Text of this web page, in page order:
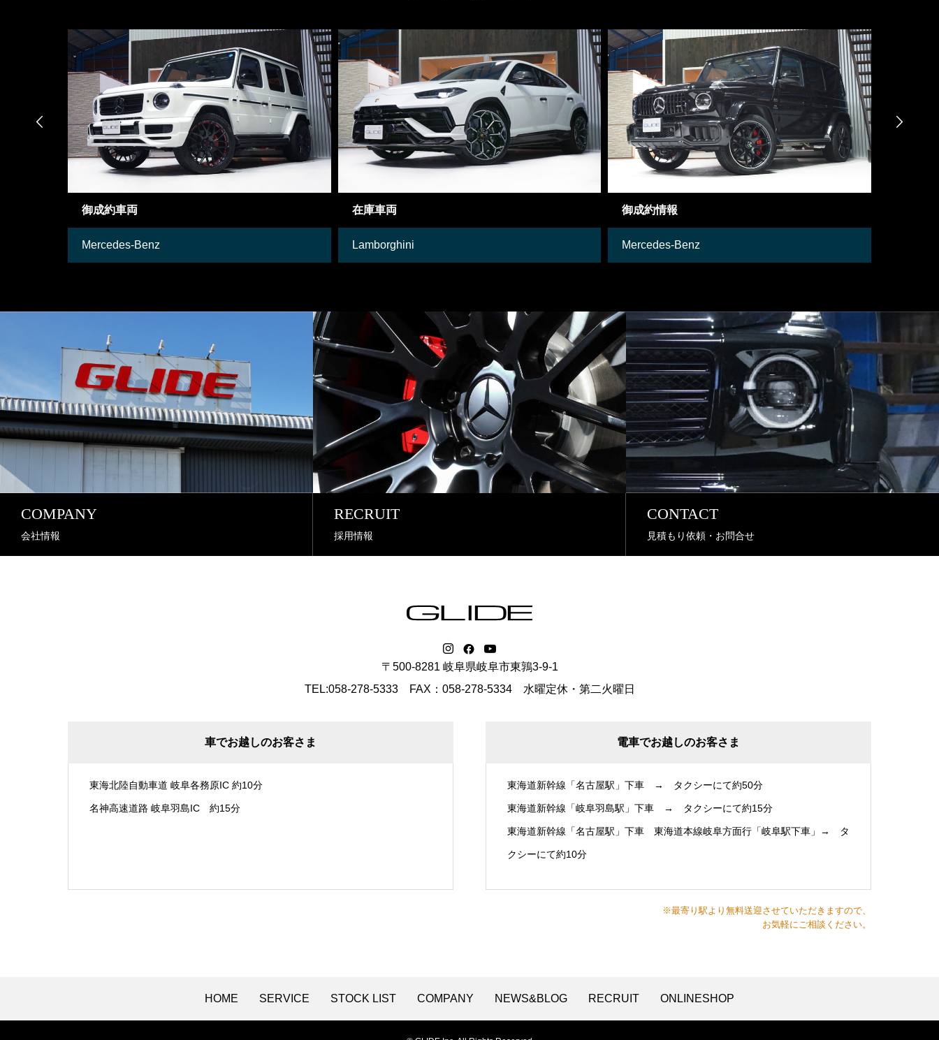
在庫車両
Lamborghini
御成約情報
Mercedes-Benz
御成約車両
日産
 
COMPANY
会社情報
RECRUIT
採用情報
CONTACT
見積もり依頼・お問合せ
〒500-8281 岐阜県岐阜市東鶉3-9-1
TEL:058-278-5333 FAX：058-278-5334 水曜定休・第二火曜日
車でお越しのお客さま
東海北陸自動車道 岐阜各務原IC 約10分
名神高速道路 岐阜羽島IC 約15分
電車でお越しのお客さま
東海道新幹線「名古屋駅」下車 → タクシーにて約50分
東海道新幹線「岐阜羽島駅」下車 → タクシーにて約15分
東海道新幹線「名古屋駅」下車 東海道本線岐阜方面行「岐阜駅下車」→ タ
クシーにて約10分
※最寄り駅より無料送迎させていただきますので、
お気軽にご相談ください。
HOME SERVICE STOCK LIST COMPANY NEWS&BLOG RECRUIT ONLINESHOP